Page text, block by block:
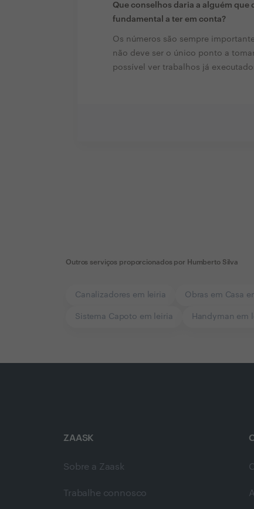
Que conselhos daria a alguém
fundamental a ter em conta?
Os números são sempre
não deve ser o único ponto a
possível ver trabalhos já
Outros serviços proporcionados por Humberto Silva
Canalizadores em leiria Obras em Casa
Sistema Capoto em leiria Handyman em
ZAASK
Sobre a Zaask
Trabalhe connosco